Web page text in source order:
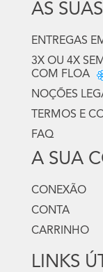
AS
ENTREGAS
3X OU 4X
COM FLOA
NOÇÕES
TERMOS E
FAQ
A SUA
CONEXÃO
CONTA
CARRINHO
LINKS